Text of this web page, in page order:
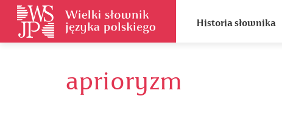
Historia słownika
aprioryzm